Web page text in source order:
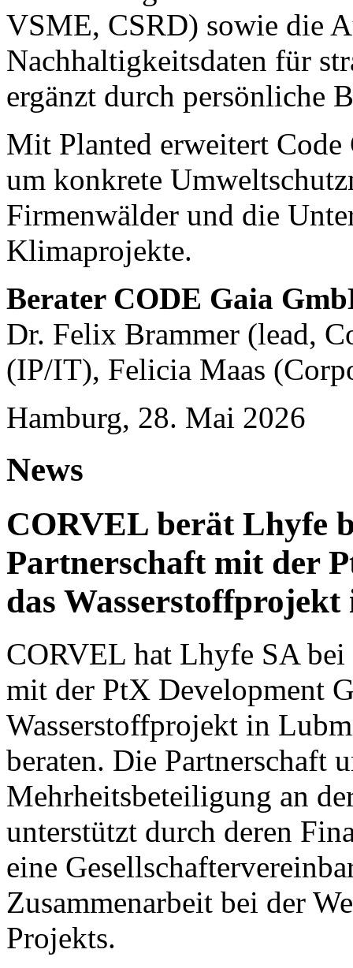
VSME, CSRD) sowie die
Nachhaltigkeitsdaten für
ergänzt durch persönliche
Mit Planted erweitert
um konkrete
Firmenwälder und die
Klimaprojekte.
Berater CODE Gaia
Dr. Felix Brammer (lead,
(IP/IT), Felicia Maas
Hamburg, 28. Mai 2026
News
CORVEL berät Lhyfe
Partnerschaft mit der
das
CORVEL hat Lhyfe SA bei
mit der PtX Development
Wasserstoffprojekt in
beraten. Die Partnerschaft
Mehrheitsbeteiligung an
unterstützt durch deren
eine
Zusammenarbeit bei der
Projekts.